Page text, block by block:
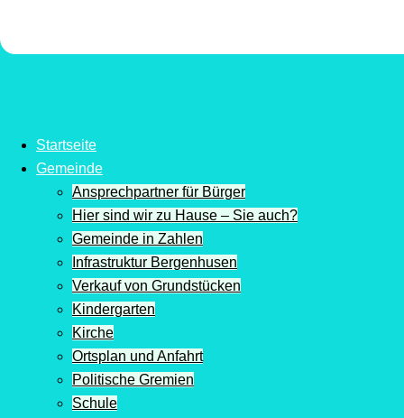
Startseite
Gemeinde
Ansprechpartner für Bürger
Hier sind wir zu Hause – Sie auch?
Gemeinde in Zahlen
Infrastruktur Bergenhusen
Verkauf von Grundstücken
Kindergarten
Kirche
Ortsplan und Anfahrt
Politische Gremien
Schule